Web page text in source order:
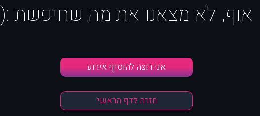
אוף, לא מצאנו את מה שחיפשת :(
אני רוצה להוסיף אירוע
חזרה לדף הראשי